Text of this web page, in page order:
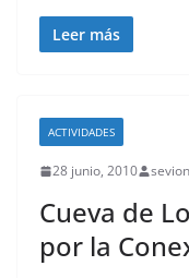
Leer más
ACTIVIDADES
28 junio, 2010
Cueva de
por la